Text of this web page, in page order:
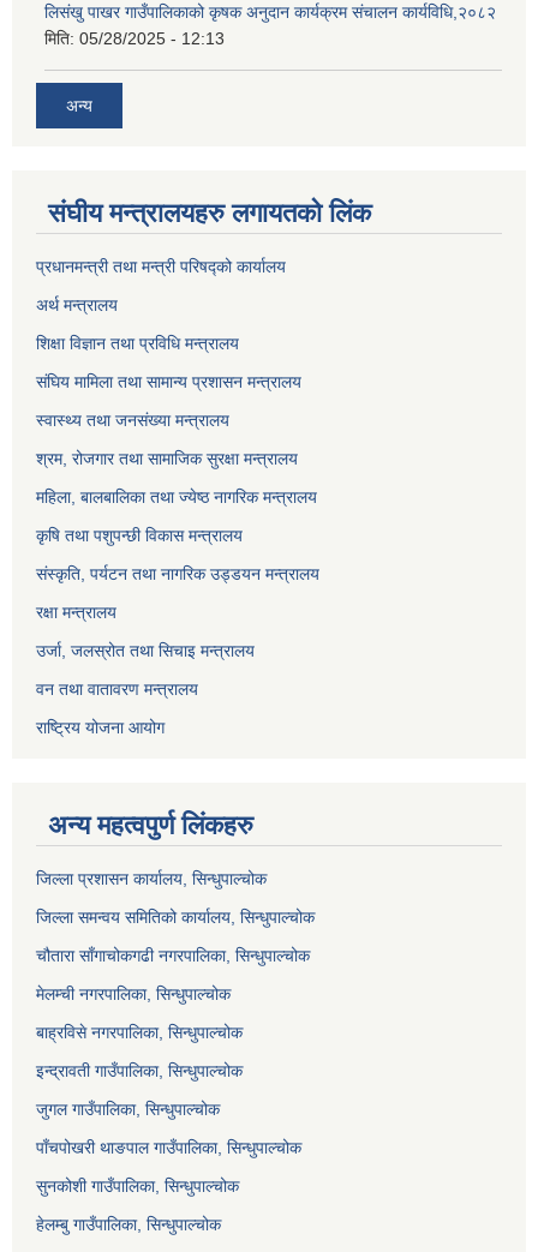
लिसंखु पाखर गाउँपालिकाको कृषक अनुदान कार्यक्रम संचालन कार्यविधि,२०८२
मिति: 05/28/2025 - 12:13
अन्य
संघीय मन्त्रालयहरु लगायतको लिंक
प्रधानमन्त्री तथा मन्त्री परिषद्को कार्यालय
अर्थ मन्त्रालय
शिक्षा विज्ञान तथा प्रविधि मन्त्रालय
संघिय मामिला तथा सामान्य प्रशासन मन्त्रालय
स्वास्थ्य तथा जनसंख्या मन्त्रालय
श्रम, रोजगार तथा सामाजिक सुरक्षा मन्त्रालय
महिला, बालबालिका तथा ज्येष्ठ नागरिक मन्त्रालय
कृषि तथा पशुपन्छी विकास मन्त्रालय
संस्कृति, पर्यटन तथा नागरिक उड्डयन मन्त्रालय
रक्षा मन्त्रालय
उर्जा, जलस्रोत तथा सिचाइ मन्त्रालय
वन तथा वातावरण मन्त्रालय
राष्ट्रिय योजना आयोग
अन्य महत्वपुर्ण लिंकहरु
जिल्ला प्रशासन कार्यालय, सिन्धुपाल्चोक
जिल्ला समन्वय समितिको कार्यालय, सिन्धुपाल्चोक
चौतारा साँगाचोकगढी नगरपालिका, सिन्धुपाल्चोक
मेलम्ची नगरपालिका, सिन्धुपाल्चोक
बाह्रविसे नगरपालिका, सिन्धुपाल्चोक
इन्द्रावती गाउँपालिका, सिन्धुपाल्चोक
जुगल गाउँपालिका, सिन्धुपाल्चोक
पाँचपोखरी थाङपाल गाउँपालिका, सिन्धुपाल्चोक
सुनकोशी गाउँपालिका, सिन्धुपाल्चोक
हेलम्बु गाउँपालिका, सिन्धुपाल्चोक